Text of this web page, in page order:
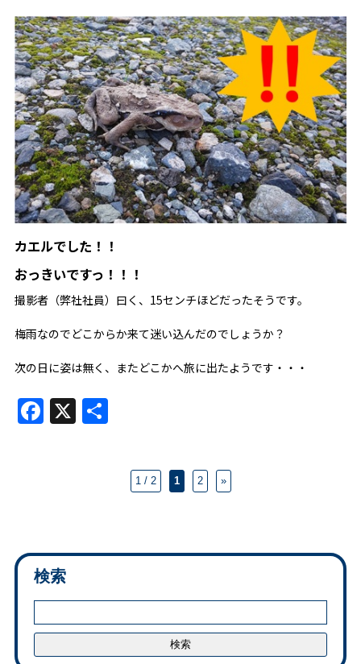
カエルでした！！
おっきいですっ！！！
撮影者（弊社社員）曰く、15センチほどだったそうです。
梅雨なのでどこからか来て迷い込んだのでしょうか？
次の日に姿は無く、またどこかへ旅に出たようです・・・
Facebook
X 共
有
1 / 2 1 2 »
検索